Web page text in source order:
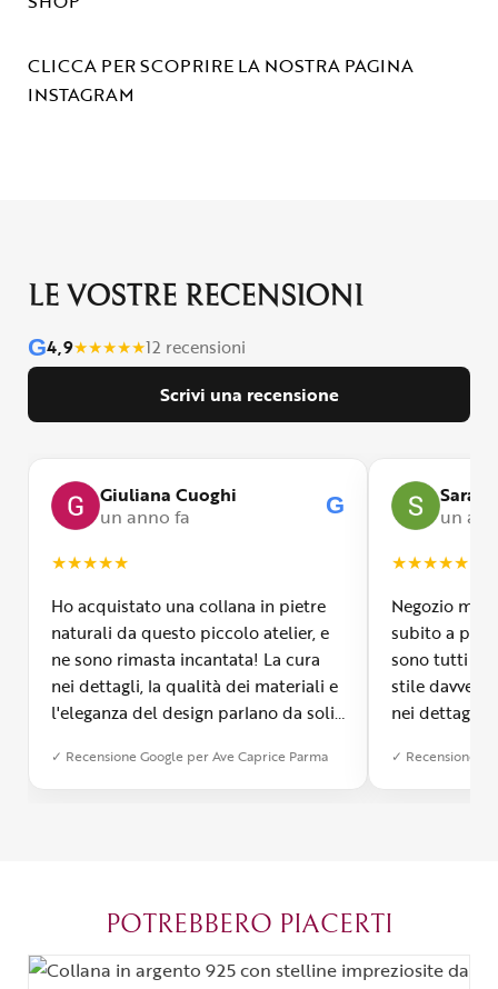
CLICCA PER SCOPRIRE LA NOSTRA PAGINA
INSTAGRAM
LE VOSTRE RECENSIONI
G4,9★★★★★12 recensioni
Scrivi una recensione
Giuliana Cuoghi
un anno fa
G
★★★★★
Ho acquistato una collana in pietre
naturali da questo piccolo atelier, e
ne sono rimasta incantata! La cura
nei dettagli, la qualità dei materiali e
l'eleganza del design parlano da soli.
stato impeccabile: veloce, preciso e
✓ Recensione Google per Ave Caprice Parma
Sara
un
★★★★★
Negozio
subito a
sono tutti
stile davvero
nei dettagli,
qualità e si
✓ Recensione
POTREBBERO PIACERTI